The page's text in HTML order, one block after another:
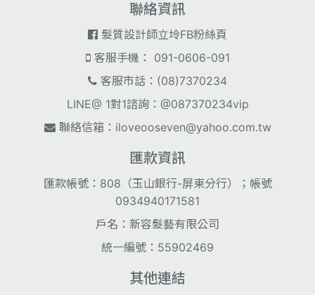
聯絡資訊
髮質設計師立坽FB粉絲頁
客服手機： 091-0606-091
客服市話：(08)7370234
LINE@ 1對1諮詢：@087370234vip
聯絡信箱： iloveooseven@yahoo.com.tw
匯款資訊
匯款帳號：808（玉山銀行-屏東分行）；帳號
0934940171581
戶名：新容髮藝有限公司
統一編號：55902469
其他連結